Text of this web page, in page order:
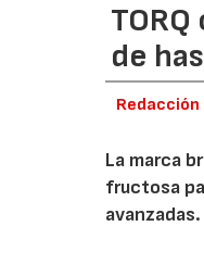
de
Redacción
La marca
fructosa
avanzadas.